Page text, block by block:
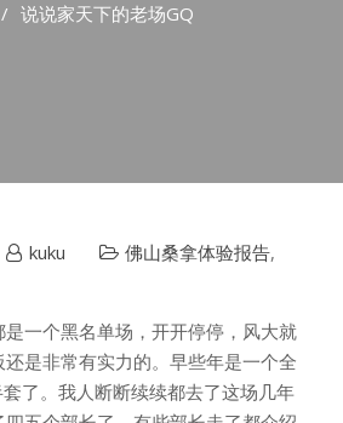
说说家天下的老场GQ
kuku 佛山桑拿体验报告,
一个黑名单场，开开停停，风大就
是非常有实力的。早些年是一个全
了。我人断断续续都去了这场几年